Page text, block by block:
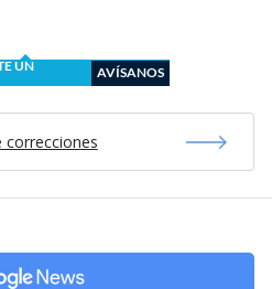
UN
AVÍSANOS
correcciones